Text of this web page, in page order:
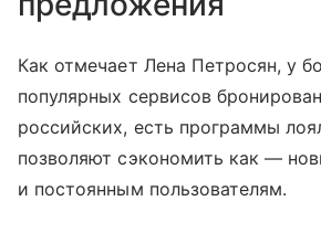
Как отмечает Лена Петросян, у
популярных сервисов
российских, есть программы
позволяют сэкономить как —
и постоянным пользователям.